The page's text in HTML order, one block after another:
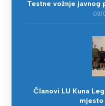
Testne vožnje
03/
Članovi LU Kuna
mjesto